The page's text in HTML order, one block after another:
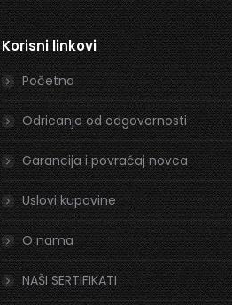
Korisni linkovi
Početna
Odricanje od odgovornosti
Garancija i povraćaj novca
Uslovi kupovine
O nama
NAŠI SERTIFIKATI